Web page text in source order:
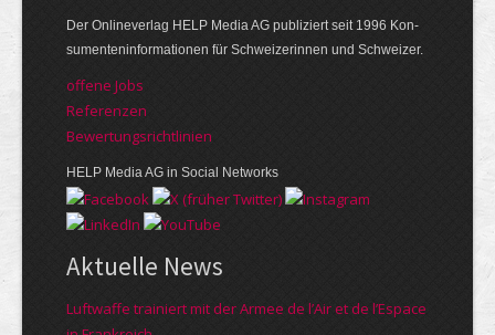
Der Online­verlag HELP Media AG publi­ziert seit 1996 Kon­
su­menten­infor­mationen für Schwei­zerinnen und Schweizer.
offene Jobs
Referenzen
Bewer­tungs­richt­linien
HELP Media AG in Social Networks
Aktuelle News
Luftwaffe trainiert mit der Armee de l’Air et de l’Espace